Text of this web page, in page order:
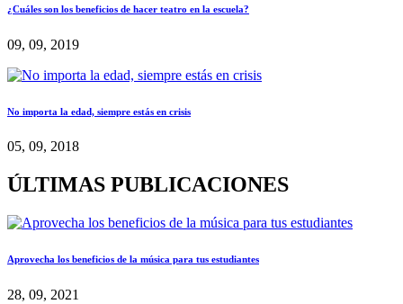
¿Cuáles son los beneficios de hacer teatro en la escuela?
09, 09, 2019
No importa la edad, siempre estás en crisis
05, 09, 2018
ÚLTIMAS PUBLICACIONES
Aprovecha los beneficios de la música para tus estudiantes
28, 09, 2021